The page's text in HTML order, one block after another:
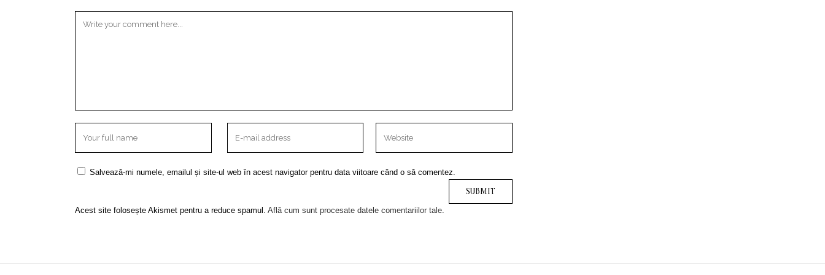
Salvează-mi numele, emailul și site-ul web în acest navigator pentru data viitoare când o să comentez.
Acest site folosește Akismet pentru a reduce spamul. Află cum sunt procesate datele comentariilor tale.